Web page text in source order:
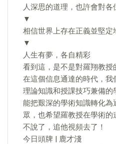
人深思的道理，也許會對各
▼
相信世界上存在正義並堅定
▼
人生有夢，各自精彩
看到這，是不是對羅翔教授
在這個信息通達的時代，
理論知識和授課技巧兼備的
能把艱深的學術知識轉化為
眾，也希望羅教授在學術的
不說了，追他視頻去了！
今日頭牌 | 鹿才淺